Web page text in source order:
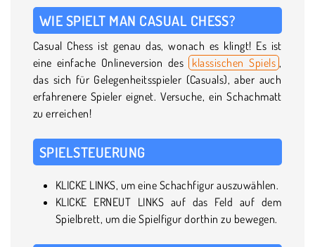
WIE SPIELT MAN CASUAL CHESS?
Casual Chess ist genau das, wonach es klingt! Es ist
eine einfache Onlineversion des klassischen Spiels ,
das sich für Gelegenheitsspieler (Casuals), aber auch
erfahrenere Spieler eignet. Versuche, ein Schachmatt
zu erreichen!
SPIELSTEUERUNG
KLICKE LINKS, um eine Schachfigur auszuwählen.
KLICKE ERNEUT LINKS auf das Feld auf dem
Spielbrett, um die Spielfigur dorthin zu bewegen.